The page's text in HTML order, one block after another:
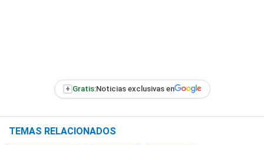
+ Gratis:Noticias exclusivas en
TEMAS RELACIONADOS